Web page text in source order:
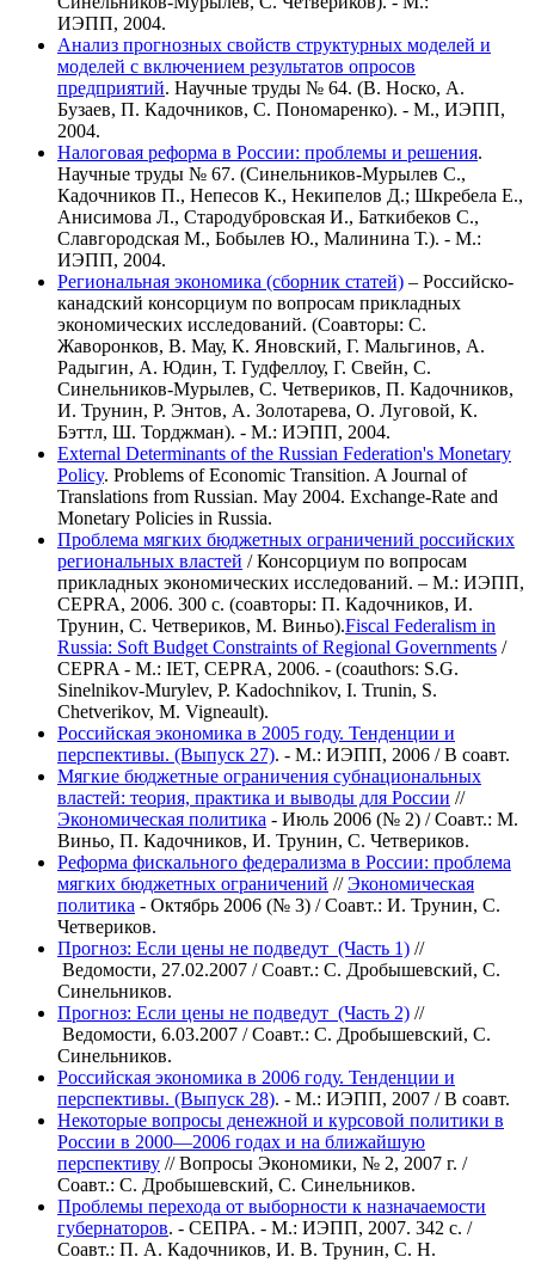
ИЭПП, 2004.
Анализ прогнозных свойств структурных моделей и
моделей с включением результатов опросов
предприятий. Научные труды № 64. (В. Носко, А.
Бузаев, П. Кадочников, С. Пономаренко). - М., ИЭПП,
2004.
Налоговая реформа в России: проблемы и решения.
Научные труды № 67. (Синельников-Мурылев С.,
Кадочников П., Непесов К., Некипелов Д.; Шкребела Е.,
Анисимова Л., Стародубровская И., Баткибеков С.,
Славгородская М., Бобылев Ю., Малинина Т.). - М.:
ИЭПП, 2004.
Региональная экономика (сборник статей) – Российско-
канадский консорциум по вопросам прикладных
экономических исследований. (Соавторы: С.
Жаворонков, В. Мау, К. Яновский, Г. Мальгинов, А.
Радыгин, А. Юдин, Т. Гудфеллоу, Г. Свейн, С.
Синельников-Мурылев, С. Четвериков, П. Кадочников,
И. Трунин, Р. Энтов, А. Золотарева, О. Луговой, К.
Бэттл, Ш. Торджман). - М.: ИЭПП, 2004.
External Determinants of the Russian Federation's Monetary
Policy. Problems of Economic Transition. A Journal of
Translations from Russian. May 2004. Exchange-Rate and
Monetary Policies in Russia.
Проблема мягких бюджетных ограничений российских
региональных властей / Консорциум по вопросам
прикладных экономических исследований. – М.: ИЭПП,
CEPRA, 2006. 300 с. (соавторы: П. Кадочников, И.
Трунин, С. Четвериков, М. Виньо).Fiscal Federalism in
Russia: Soft Budget Constraints of Regional Governments /
CEPRA - M.: IET, CEPRA, 2006. - (coauthors: S.G.
Sinelnikov-Murylev, P. Kadochnikov, I. Trunin, S.
Chetverikov, M. Vigneault).
Российская экономика в 2005 году. Тенденции и
перспективы. (Выпуск 27). - М.: ИЭПП, 2006 / В соавт.
Мягкие бюджетные ограничения субнациональных
властей: теория, практика и выводы для России //
Экономическая политика - Июль 2006 (№ 2) / Соавт.: М.
Виньо, П. Кадочников, И. Трунин, С. Четвериков.
Реформа фискального федерализма в России: проблема
мягких бюджетных ограничений //Экономическая
политика - Октябрь 2006 (№ 3) / Соавт.: И. Трунин, С.
Четвериков.
Прогноз: Если цены не подведут (Часть 1) //
Ведомости, 27.02.2007 / Соавт.: С. Дробышевский, С.
Синельников.
Прогноз: Если цены не подведут (Часть 2) //
Ведомости, 6.03.2007 / Соавт.: С. Дробышевский, С.
Синельников.
Российская экономика в 2006 году. Тенденции и
перспективы. (Выпуск 28). - М.: ИЭПП, 2007 / В соавт.
Некоторые вопросы денежной и курсовой политики в
России в 2000—2006 годах и на ближайшую
перспективу // Вопросы Экономики, № 2, 2007 г. /
Соавт.: С. Дробышевский, С. Синельников.
Проблемы перехода от выборности к назначаемости
губернаторов. - СЕПРА. - М.: ИЭПП, 2007. 342 с. /
Соавт.: П. А. Кадочников, И. В. Трунин, С. Н.